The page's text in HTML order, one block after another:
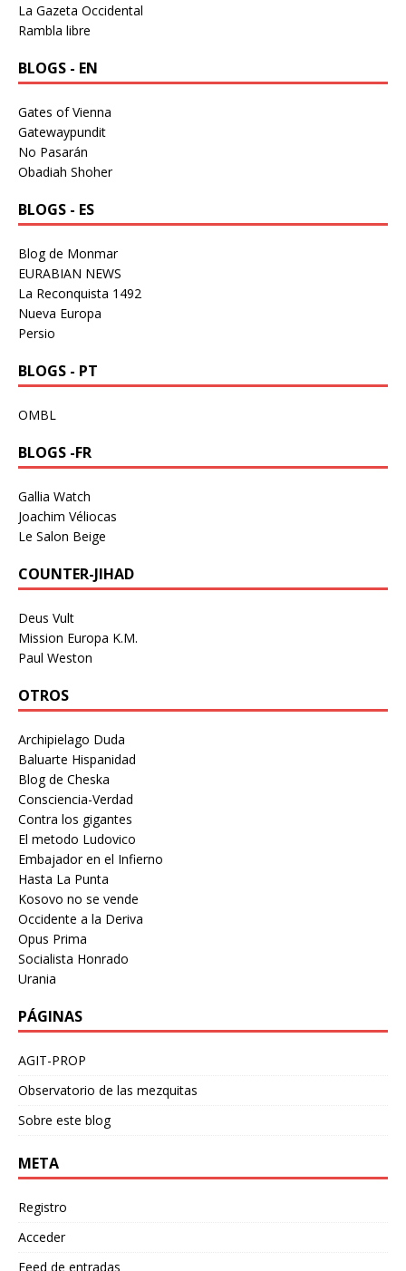
La Gazeta Occidental
Rambla libre
BLOGS - EN
Gates of Vienna
Gatewaypundit
No Pasarán
Obadiah Shoher
BLOGS - ES
Blog de Monmar
EURABIAN NEWS
La Reconquista 1492
Nueva Europa
Persio
BLOGS - PT
OMBL
BLOGS -FR
Gallia Watch
Joachim Véliocas
Le Salon Beige
COUNTER-JIHAD
Deus Vult
Mission Europa K.M.
Paul Weston
OTROS
Archipielago Duda
Baluarte Hispanidad
Blog de Cheska
Consciencia-Verdad
Contra los gigantes
El metodo Ludovico
Embajador en el Infierno
Hasta La Punta
Kosovo no se vende
Occidente a la Deriva
Opus Prima
Socialista Honrado
Urania
PÁGINAS
AGIT-PROP
Observatorio de las mezquitas
Sobre este blog
META
Registro
Acceder
Feed de entradas